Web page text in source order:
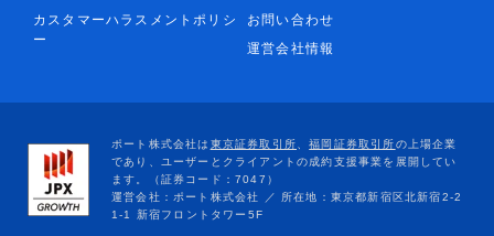
カスタマーハラスメントポリシ
ー
お問い合わせ
運営会社情報